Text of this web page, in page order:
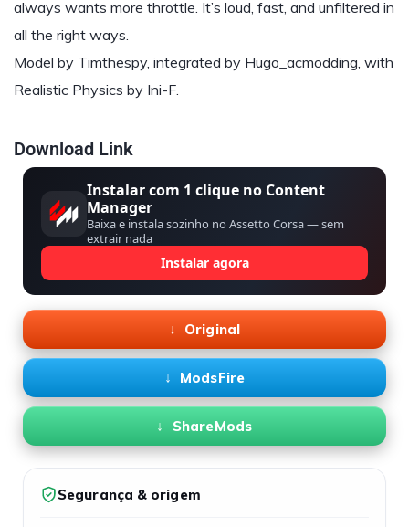
always wants more throttle. It’s loud, fast, and unfiltered in
all the right ways.
Model by Timthespy, integrated by Hugo_acmodding, with
Realistic Physics by Ini-F.
Download Link
Instalar com 1 clique no Content
Manager
Baixa e instala sozinho no Assetto Corsa — sem
extrair nada
Instalar agora
Original
ModsFire
ShareMods
Segurança & origem